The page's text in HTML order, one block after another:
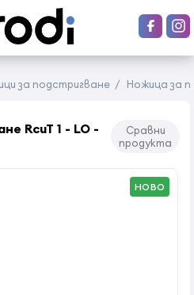
за подстригване / Ножица за
RcuT 1 - LO -
Сравни
продукта
НОВО